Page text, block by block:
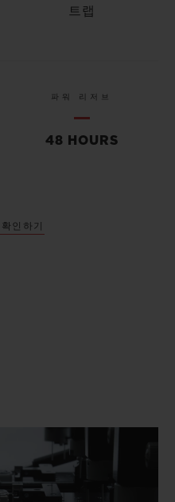
트랩
파워 리저브
48 HOURS
인하기